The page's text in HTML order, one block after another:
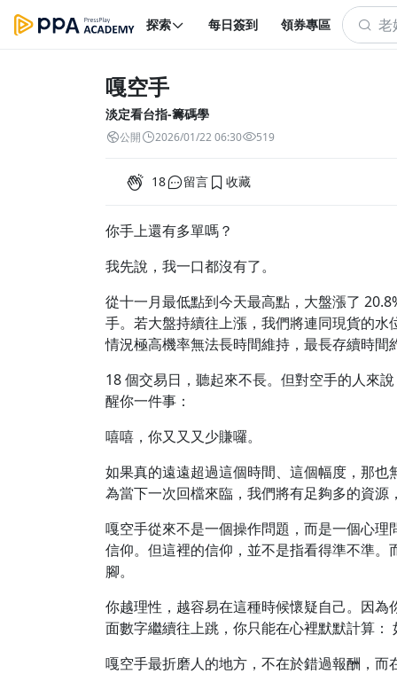
探索 每日簽到 領券專區
嘎空手
淡定看台指-籌碼學
公開 2026/01/22 06:30 519
18 留言 收藏
你手上還有多單嗎？
我先說，我一口都沒有了。
從十一月最低點到今天最高點，大盤漲了
手。若大盤持續往上漲，我們將連同現貨的
情況極高機率無法長時間維持，最長存續時間
18 個交易日，聽起來不長。但對空手的人來
醒你一件事：
嘻嘻，你又又又少賺囉。
如果真的遠遠超過這個時間、這個幅度，那
為當下一次回檔來臨，我們將有足夠多的資源
嘎空手從來不是一個操作問題，而是一個心
信仰。但這裡的信仰，並不是指看得準不準
腳。
你越理性，越容易在這種時候懷疑自己。因
面數字繼續往上跳，你只能在心裡默默計算：
嘎空手最折磨人的地方，不在於錯過報酬，